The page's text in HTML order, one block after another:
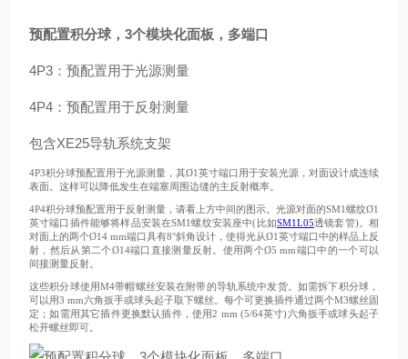
预配置积分球，3个模块化面板，多端口
4P3：预配置用于光源测量
4P4：预配置用于反射测量
包含XE25导轨系统支架
4P3积分球预配置用于光源测量，其Ø1英寸端口用于安装光源，对面设计成连续
表面。这样可以降低发生在端塞周围边缝的主反射概率。
4P4积分球预配置用于反射测量，请看上方中间的图示。光源对面的SM1螺纹Ø1
英寸端口插件能够将样品安装在SM1螺纹安装座中(比如SM1L05透镜套管)。相
对面上的两个Ø14 mm端口具有8°斜角设计，使得光从Ø1英寸端口中的样品上反
射，然后从第二个Ø14端口直接测量反射。使用两个Ø5 mm端口中的一个可以
间接测量反射。
这些积分球使用M4带帽螺丝安装在附带的导轨系统中发货。如需拆下积分球，
可以用3 mm六角扳手或球头起子取下螺丝。每个可更换插件通过两个M3螺丝固
定；如需用其它插件更换默认插件，使用2 mm (5/64英寸)六角扳手或球头起子
松开螺丝即可。